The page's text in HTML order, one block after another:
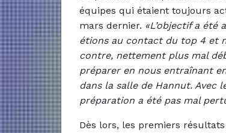
équipes qui étaient toujours
mars dernier. «L’objectif a
étions au contact du top 4 et
contre, nettement plus mal
préparer en nous entraînant
dans la salle de Hannut. Avec
préparation a été pas mal
Dès lors, les premiers